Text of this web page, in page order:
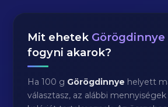
Mit ehetek Görögdinnye
fogyni akarok?
Ha 100 g Görögdinnye helyett
választasz, az alábbi